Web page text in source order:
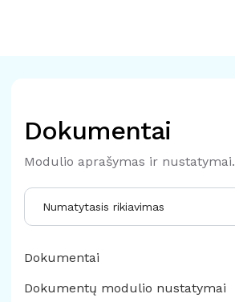
Dokumentai
Modulio aprašymas ir nustatymai.
Dokumentai
Dokumentų modulio nustatymai